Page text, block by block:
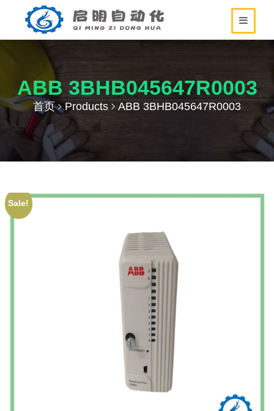
ABB 3BHB045647R0003
首页 Products ABB 3BHB045647R0003
Sale!